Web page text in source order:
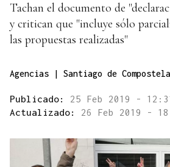
Tachan el documento de
y critican que "incluye sólo
las propuestas realizadas"
Agencias | Santiago de Compostela
Publicado: 25 Feb 2019 -
Actualizado: 26 Feb 2019 -